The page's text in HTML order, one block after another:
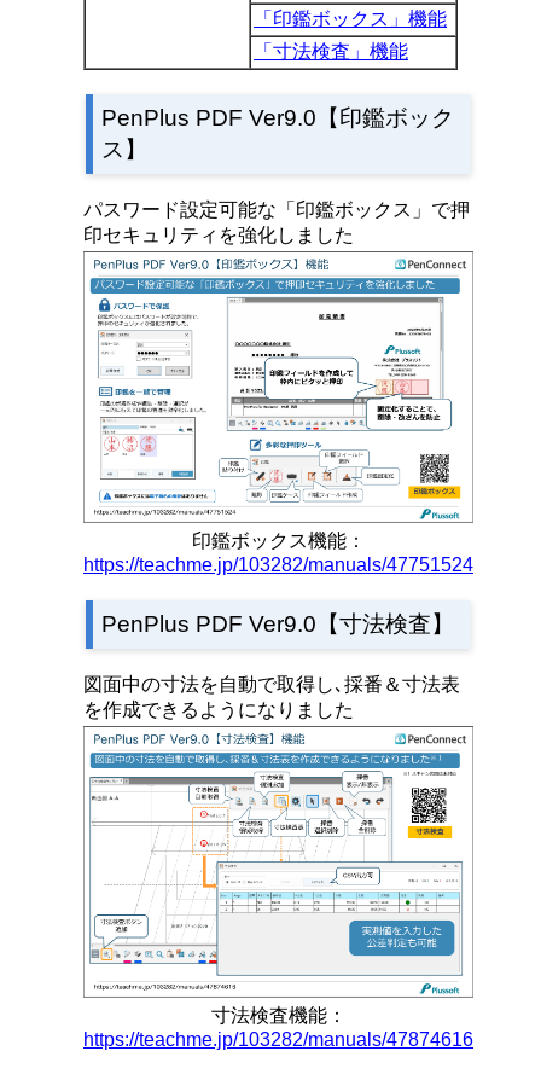
「印鑑ボックス」機能
「寸法検査」機能
PenPlus PDF Ver9.0【印鑑ボック
ス】
パスワード設定可能な「印鑑ボックス」で押
印セキュリティを強化しました
印鑑ボックス機能：
https://teachme.jp/103282/manuals/47751524
PenPlus PDF Ver9.0【寸法検査】
図⾯中の⼨法を⾃動で取得し､採番＆⼨法表
を作成できるようになりました
寸法検査機能：
https://teachme.jp/103282/manuals/47874616